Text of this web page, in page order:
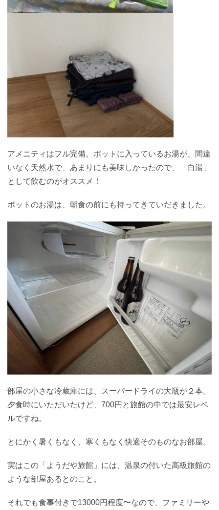
アメニティはフル完備。ポットに入っているお湯が、間違
いなく天然水で、あまりにも美味しかったので、「白湯」
として飲むのがオススメ！
ポットのお湯は、朝食の前にも持ってきていだきました。
部屋の小さな冷蔵庫には、スーパードライの大瓶が２本。
夕食時にいただいたけど、700円と旅館の中では最安レベ
ルですね。
とにかく暑くもなく、寒くもなく快適そのものなお部屋。
実はこの「ようだや旅館」には、温泉の付いた高級旅館の
ような部屋あるとのこと。
それでも食事付きで13000円程度〜なので、ファミリーや